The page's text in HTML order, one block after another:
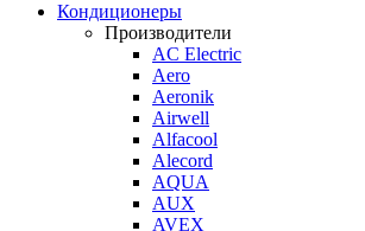
Кондиционеры
Производители
AC Electric
Aero
Aeronik
Airwell
Alfacool
Alecord
AQUA
AUX
AVEX